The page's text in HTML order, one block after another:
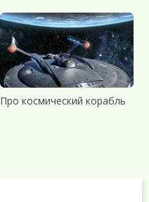
Про космический корабль